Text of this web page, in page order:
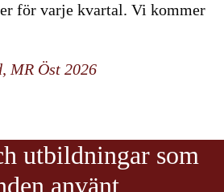
för varje kvartal. Vi kommer
MR Öst 2026
utbildningar som
använt